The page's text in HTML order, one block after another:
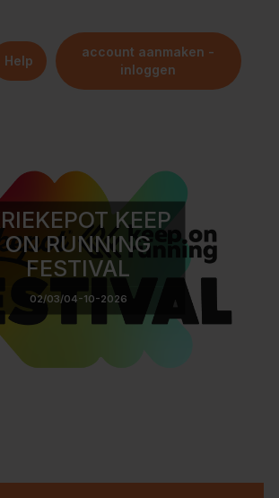
Help
account aanmaken -
inloggen
KEEP
ON RUNNING
FESTIVAL
02/03/04-10-2026